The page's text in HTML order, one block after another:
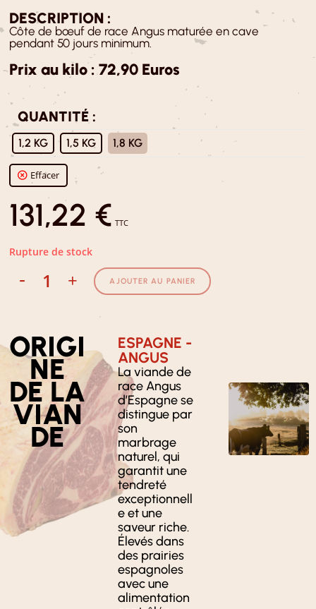
DESCRIPTION :
Côte de bœuf de race Angus maturée en cave
pendant 50 jours minimum.
Prix au kilo : 72,90 Euros
QUANTITÉ :
1,2 KG
1,5 KG 1,8 KG
Effacer
131,22 € TTC
Rupture de stock
- + AJOUTER AU PANIER
ORIGI
NE
DE LA
VIAN
DE
ESPAGNE -
ANGUS
La viande de
race Angus
d’Espagne se
distingue par
son
marbrage
naturel, qui
garantit une
tendreté
exceptionnell
e et une
saveur riche.
Élevés dans
des prairies
espagnoles
avec une
alimentation